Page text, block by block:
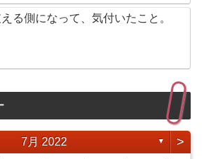
る側になって、気付いたこと。
7月 2022 ▼ >